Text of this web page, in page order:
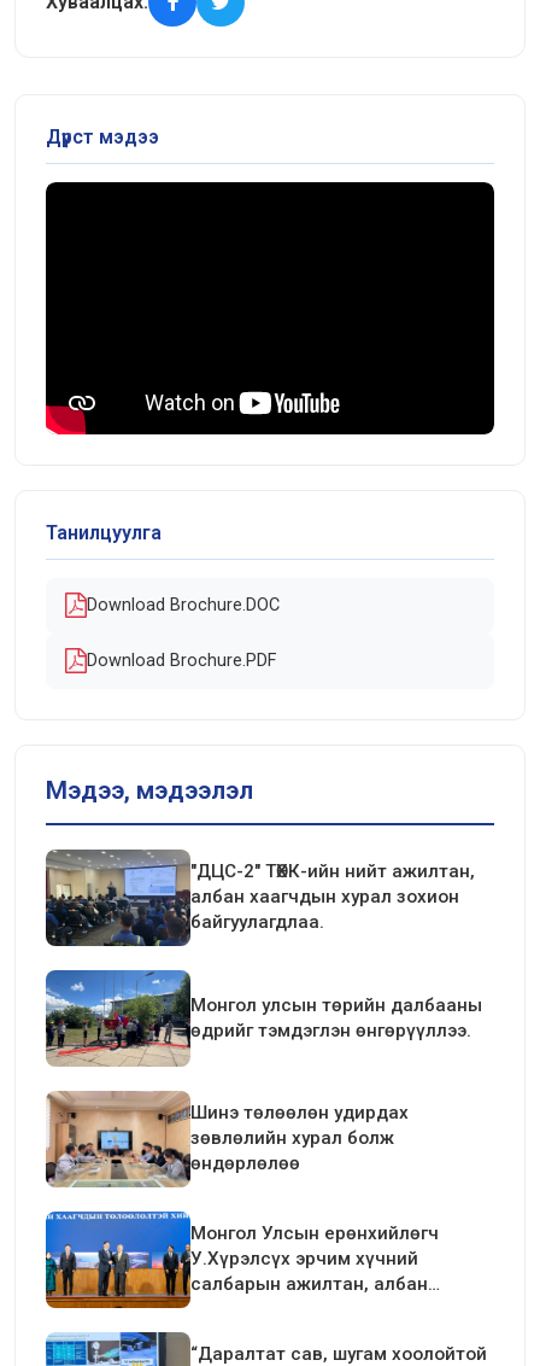
Дүрст мэдээ
Танилцуулга
Download Brochure.DOC
Download Brochure.PDF
Мэдээ, мэдээлэл
"ДЦС-2" ТӨХК-ийн нийт ажилтан,
албан хаагчдын хурал зохион
байгуулагдлаа.
Монгол улсын төрийн далбааны
өдрийг тэмдэглэн өнгөрүүллээ.
Шинэ төлөөлөн удирдах
зөвлөлийн хурал болж
өндөрлөлөө
Монгол Улсын ерөнхийлөгч
У.Хүрэлсүх эрчим хүчний
салбарын ажилтан, албан
“Даралтат сав, шугам хоолойтой